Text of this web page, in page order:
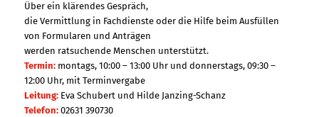
Über ein klärendes Gespräch,
die Vermittlung in Fachdienste oder die Hilfe beim Ausfüllen
von Formularen und Anträgen
werden ratsuchende Menschen unterstützt.
Termin: montags, 10:00 – 13:00 Uhr und donnerstags, 09:30 –
12:00 Uhr, mit Terminvergabe
Leitung:Eva Schubert und Hilde Janzing-Schanz
Telefon:02631 390730